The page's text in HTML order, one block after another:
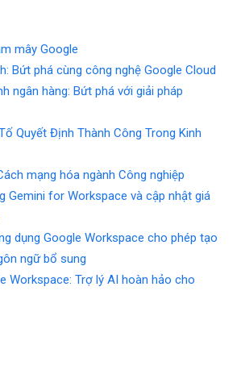
mây Google
Bứt phá cùng công nghệ Google Cloud
ngân hàng: Bứt phá với giải pháp
Quyết Định Thành Công Trong Kinh
mạng hóa ngành Công nghiệp
Gemini for Workspace và cập nhật giá
dụng Google Workspace cho phép tạo
ngữ bổ sung
Workspace: Trợ lý AI hoàn hảo cho